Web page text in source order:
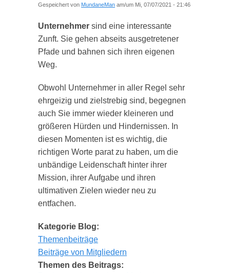
Gespeichert von MundaneMan am/um Mi, 07/07/2021 - 21:46
Unternehmer sind eine interessante
Zunft. Sie gehen abseits ausgetretener
Pfade und bahnen sich ihren eigenen
Weg.
Obwohl Unternehmer in aller Regel sehr
ehrgeizig und zielstrebig sind, begegnen
auch Sie immer wieder kleineren und
größeren Hürden und Hindernissen. In
diesen Momenten ist es wichtig, die
richtigen Worte parat zu haben, um die
unbändige Leidenschaft hinter ihrer
Mission, ihrer Aufgabe und ihren
ultimativen Zielen wieder neu zu
entfachen.
Kategorie Blog:
Themenbeiträge
Beiträge von Mitgliedern
Themen des Beitrags: